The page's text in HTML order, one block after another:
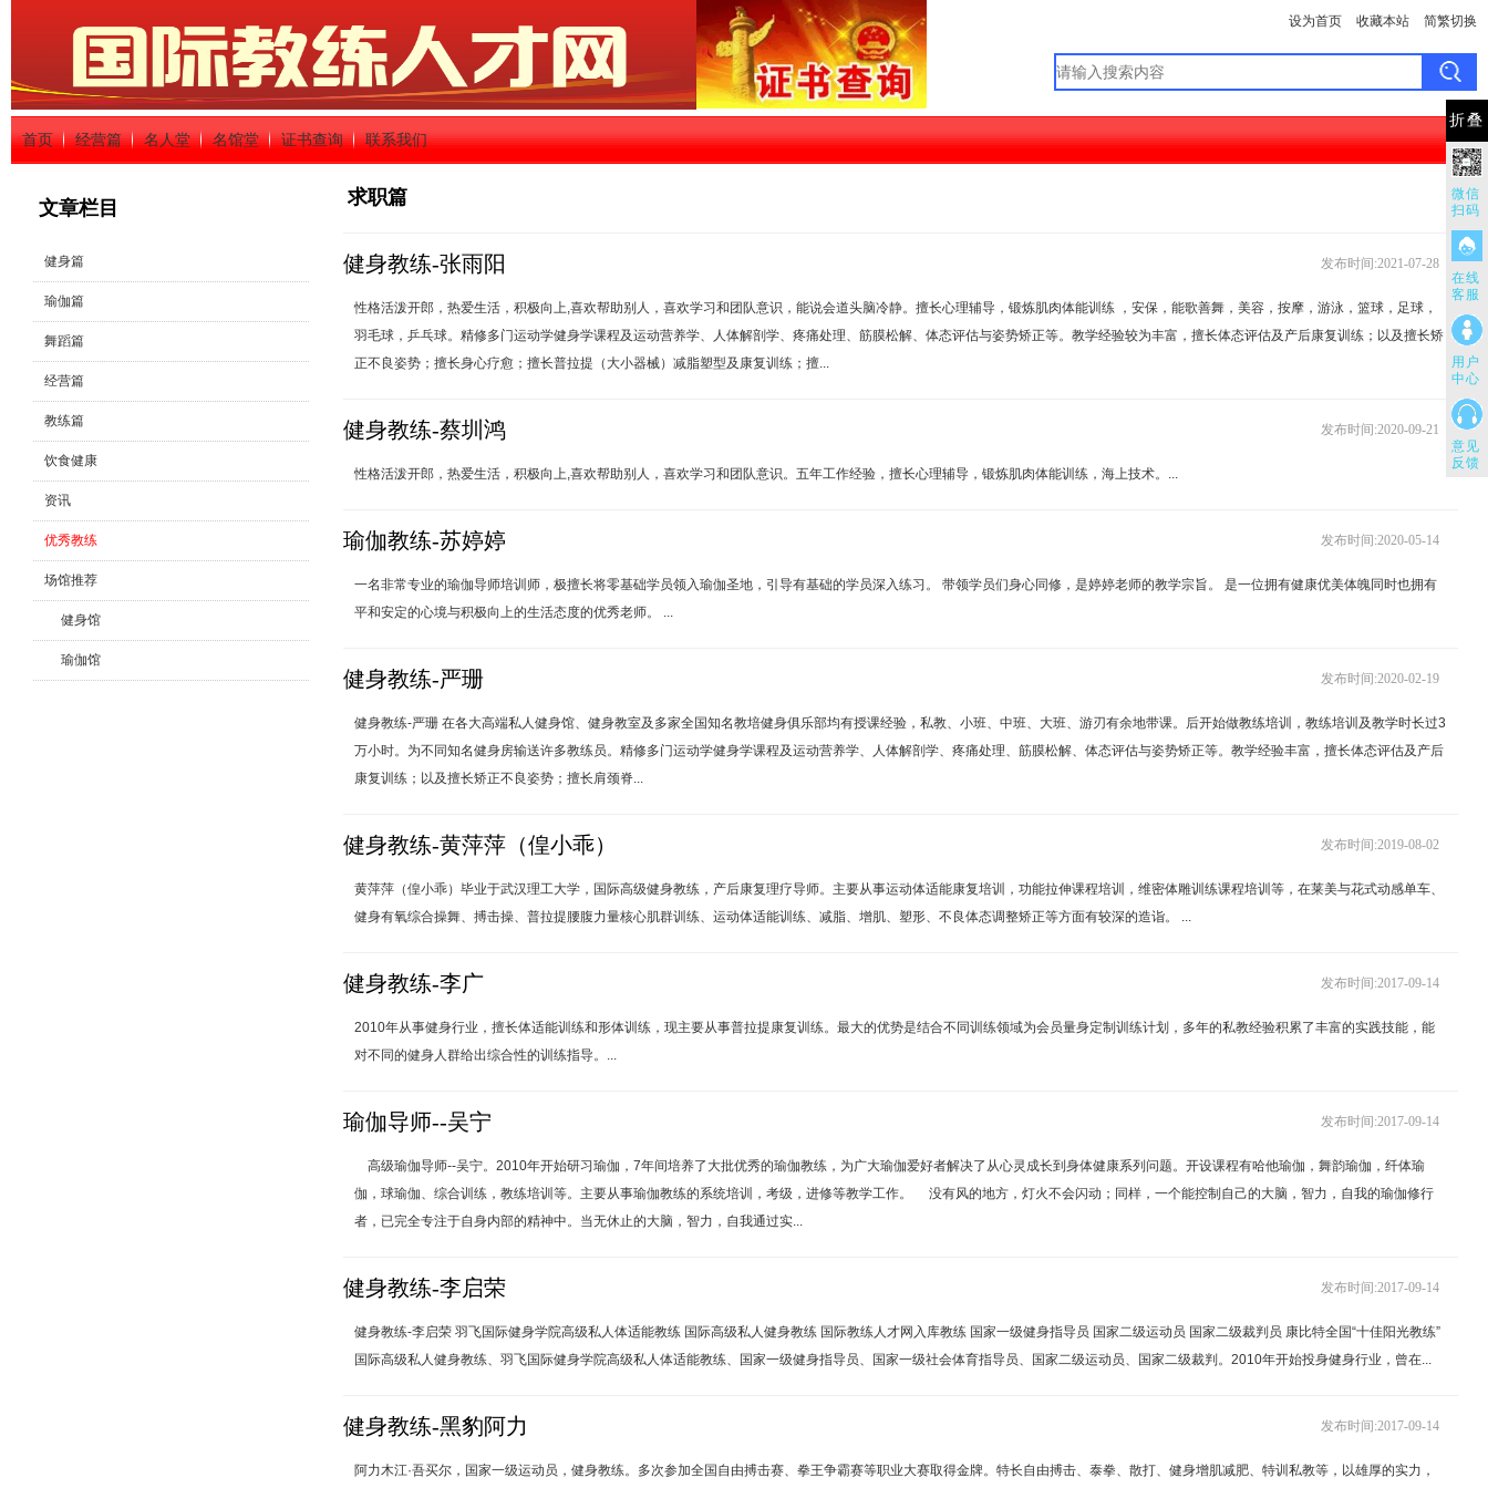
折叠
微信
扫码
在线
客服
用户
中心
意见
反馈
设为首页 收藏本站 简繁切换
首页 经营篇 名人堂 名馆堂 证书查询 联系我们
文章栏目
健身篇
瑜伽篇
舞蹈篇
经营篇
教练篇
饮食健康
资讯
优秀教练
场馆推荐
健身馆
瑜伽馆
求职篇
健身教练-张雨阳 发布时间:2021-07-28
性格活泼开郎，热爱生活，积极向上,喜欢帮助别人，喜欢学习和团队意识，能说会道头脑冷静。擅长心理辅导，锻炼肌肉体能训练 ，安保，能歌善舞，美容，按摩，游泳，篮球，足球，
羽毛球，乒乓球。精修多门运动学健身学课程及运动营养学、人体解剖学、疼痛处理、筋膜松解、体态评估与姿势矫正等。教学经验较为丰富，擅长体态评估及产后康复训练；以及擅长矫
正不良姿势；擅长身心疗愈；擅长普拉提（大小器械）减脂塑型及康复训练；擅...
健身教练-蔡圳鸿 发布时间:2020-09-21
性格活泼开郎，热爱生活，积极向上,喜欢帮助别人，喜欢学习和团队意识。五年工作经验，擅长心理辅导，锻炼肌肉体能训练，海上技术。...
瑜伽教练-苏婷婷 发布时间:2020-05-14
一名非常专业的瑜伽导师培训师，极擅长将零基础学员领入瑜伽圣地，引导有基础的学员深入练习。 带领学员们身心同修，是婷婷老师的教学宗旨。 是一位拥有健康优美体魄同时也拥有
平和安定的心境与积极向上的生活态度的优秀老师。 ...
健身教练-严珊 发布时间:2020-02-19
健身教练-严珊 在各大高端私人健身馆、健身教室及多家全国知名教培健身俱乐部均有授课经验，私教、小班、中班、大班、游刃有余地带课。后开始做教练培训，教练培训及教学时长过3
万小时。为不同知名健身房输送许多教练员。精修多门运动学健身学课程及运动营养学、人体解剖学、疼痛处理、筋膜松解、体态评估与姿势矫正等。教学经验丰富，擅长体态评估及产后
康复训练；以及擅长矫正不良姿势；擅长肩颈脊...
健身教练-黄萍萍（偟小乖） 发布时间:2019-08-02
黄萍萍（偟小乖）毕业于武汉理工大学，国际高级健身教练，产后康复理疗导师。主要从事运动体适能康复培训，功能拉伸课程培训，维密体雕训练课程培训等，在莱美与花式动感单车、
健身有氧综合操舞、搏击操、普拉提腰腹力量核心肌群训练、运动体适能训练、减脂、增肌、塑形、不良体态调整矫正等方面有较深的造诣。 ...
健身教练-李广 发布时间:2017-09-14
2010年从事健身行业，擅长体适能训练和形体训练，现主要从事普拉提康复训练。最大的优势是结合不同训练领域为会员量身定制训练计划，多年的私教经验积累了丰富的实践技能，能
对不同的健身人群给出综合性的训练指导。...
瑜伽导师--吴宁 发布时间:2017-09-14
高级瑜伽导师--吴宁。2010年开始研习瑜伽，7年间培养了大批优秀的瑜伽教练，为广大瑜伽爱好者解决了从心灵成长到身体健康系列问题。开设课程有哈他瑜伽，舞韵瑜伽，纤体瑜
伽，球瑜伽、综合训练，教练培训等。主要从事瑜伽教练的系统培训，考级，进修等教学工作。 没有风的地方，灯火不会闪动；同样，一个能控制自己的大脑，智力，自我的瑜伽修行
者，已完全专注于自身内部的精神中。当无休止的大脑，智力，自我通过实...
健身教练-李启荣 发布时间:2017-09-14
健身教练-李启荣 羽飞国际健身学院高级私人体适能教练 国际高级私人健身教练 国际教练人才网入库教练 国家一级健身指导员 国家二级运动员 国家二级裁判员 康比特全国“十佳阳光教练”
国际高级私人健身教练、羽飞国际健身学院高级私人体适能教练、国家一级健身指导员、国家一级社会体育指导员、国家二级运动员、国家二级裁判。2010年开始投身健身行业，曾在...
健身教练-黑豹阿力 发布时间:2017-09-14
阿力木江·吾买尔，国家一级运动员，健身教练。多次参加全国自由搏击赛、拳王争霸赛等职业大赛取得金牌。特长自由搏击、泰拳、散打、健身增肌减肥、特训私教等，以雄厚的实力，